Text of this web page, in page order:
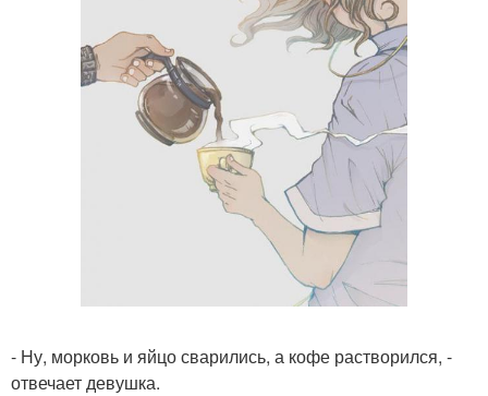
- Ну, морковь и яйцо сварились, а кофе растворился, -
отвечает девушка.